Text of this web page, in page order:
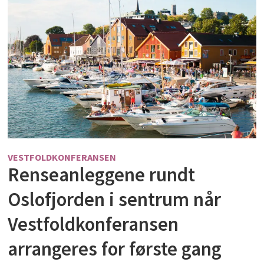
VESTFOLDKONFERANSEN
Renseanleggene rundt
Oslofjorden i sentrum når
Vestfoldkonferansen
arrangeres for første gang